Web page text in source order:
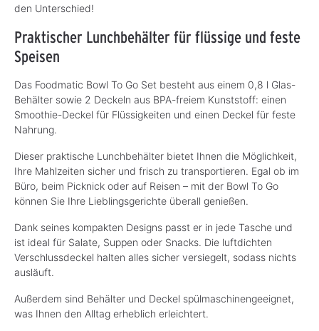
den Unterschied!
Praktischer Lunchbehälter für flüssige und feste
Speisen
Das Foodmatic Bowl To Go Set besteht aus einem 0,8 l Glas-
Behälter sowie 2 Deckeln aus BPA-freiem Kunststoff: einen
Smoothie-Deckel für Flüssigkeiten und einen Deckel für feste
Nahrung.
Dieser praktische Lunchbehälter bietet Ihnen die Möglichkeit,
Ihre Mahlzeiten sicher und frisch zu transportieren. Egal ob im
Büro, beim Picknick oder auf Reisen – mit der Bowl To Go
können Sie Ihre Lieblingsgerichte überall genießen.
Dank seines kompakten Designs passt er in jede Tasche und
ist ideal für Salate, Suppen oder Snacks. Die luftdichten
Verschlussdeckel halten alles sicher versiegelt, sodass nichts
ausläuft.
Außerdem sind Behälter und Deckel spülmaschinengeeignet,
was Ihnen den Alltag erheblich erleichtert.